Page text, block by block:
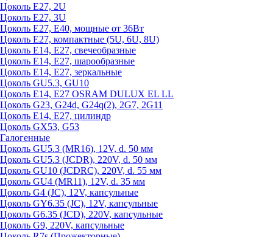
Цоколь Е27, 2U
Цоколь Е27, 3U
Цоколь Е27, Е40, мощные от 36Вт
Цоколь Е27, компактные (5U, 6U, 8U)
Цоколь Е14, Е27, свечеобразные
Цоколь Е14, Е27, шарообразные
Цоколь Е14, Е27, зеркальные
Цоколь GU5.3, GU10
Цоколь Е14, Е27 OSRAM DULUX EL LL
Цоколь G23, G24d, G24q(2), 2G7, 2G11
Цоколь Е14, Е27, цилиндр
Цоколь GX53, G53
Галогенные
Цоколь GU5.3 (MR16), 12V, d. 50 мм
Цоколь GU5.3 (JCDR), 220V, d. 50 мм
Цоколь GU10 (JCDRC), 220V, d. 55 мм
Цоколь GU4 (MR11), 12V, d. 35 мм
Цоколь G4 (JC), 12V, капсульные
Цоколь GY6.35 (JC), 12V, капсульные
Цоколь G6.35 (JCD), 220V, капсульные
Цоколь G9, 220V, капсульные